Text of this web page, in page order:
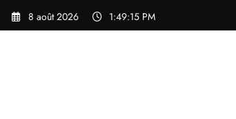
Aller
8 août 2026 1:49:15 PM